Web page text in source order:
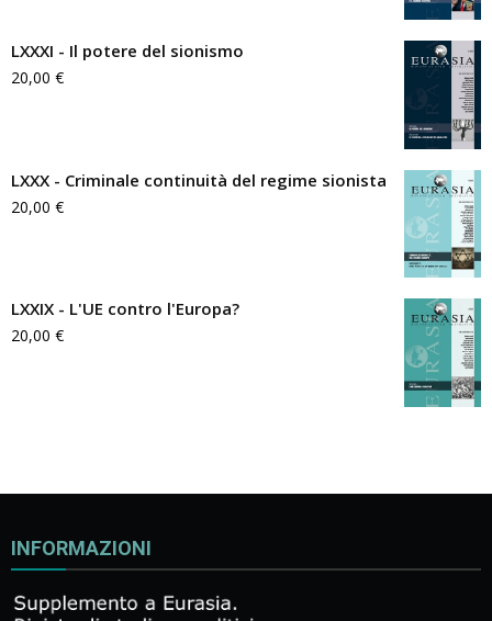
LXXXI - Il potere del sionismo
20,00 €
LXXX - Criminale continuità del regime sionista
20,00 €
LXXIX - L'UE contro l'Europa?
20,00 €
INFORMAZIONI